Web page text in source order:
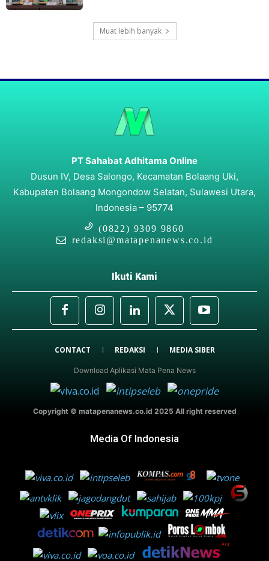
Muat lebih banyak
PT Sahabat Adhitama Online
Dusun IV, Desa Salongo, Kecamatan Bolaang Uki,
Kabupaten Bolaang Mongondow Selatan, Sulawesi Utara,
Indonesia – 95774
(0822) 9309 9860
redaksi@matapenanews.co.id
Ikuti Kami
CONTACT REDAKSI MEDIA SIBER
Download Aplikasi Mata Pena News
Copyright © matapenanews.co.id 2025 All right reserved
Media Of Indonesia